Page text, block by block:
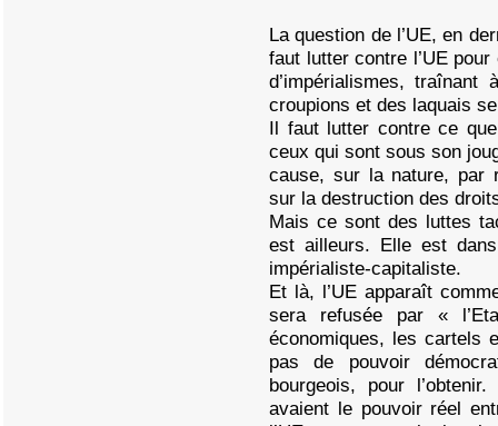
La question de l’UE, en
faut lutter contre l’UE
d’impérialismes,
croupions et des laquais
Il faut lutter contre ce
ceux qui sont sous son
cause, sur la nature, par
sur la destruction des
Mais ce sont des luttes
est ailleurs. Elle est
impérialiste-capitaliste.
Et là, l’UE apparaît
sera refusée par «
économiques, les cartels
pas de pouvoir
bourgeois, pour
avaient le pouvoir réel